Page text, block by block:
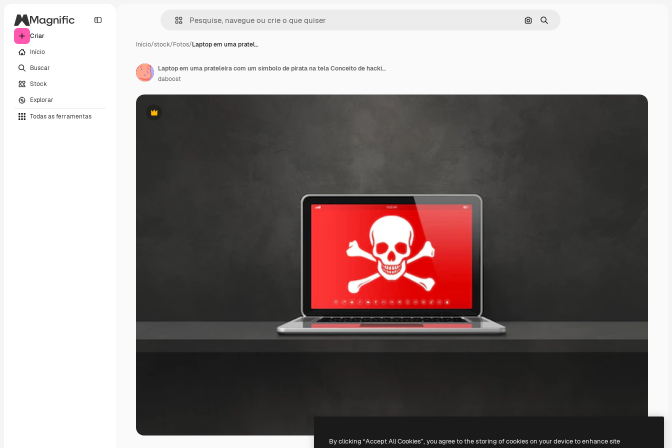
Criar
Início
Buscar
Stock
Explorar
Todas as ferramentas
Pesquisar por imagem
Buscar
Início/stock/Fotos/Laptop em uma pratel…
Premium
Laptop em uma prateleira com um símbolo de pirata na tela Conceito de hacking
daboost
By clicking “Accept All Cookies”, you agree to the storing of cookies on your device to enhance site